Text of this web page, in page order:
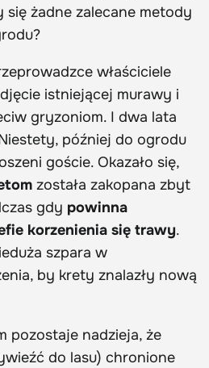
się żadne zalecane metody
właściciele
istniejącej murawy i
gryzoniom. I dwa lata
później do ogrodu
goście. Okazało się,
została zakopana zbyt
gdy powinna
korzenienia się trawy.
szpara w
by krety znalazły nową
pozostaje nadzieja, że
do lasu) chronione